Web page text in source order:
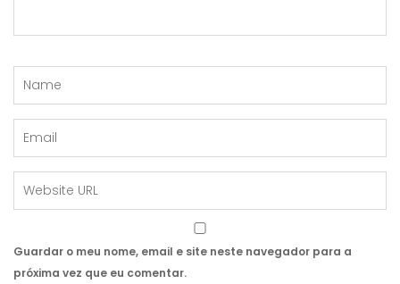
Guardar o meu nome, email e site neste navegador para a
próxima vez que eu comentar.